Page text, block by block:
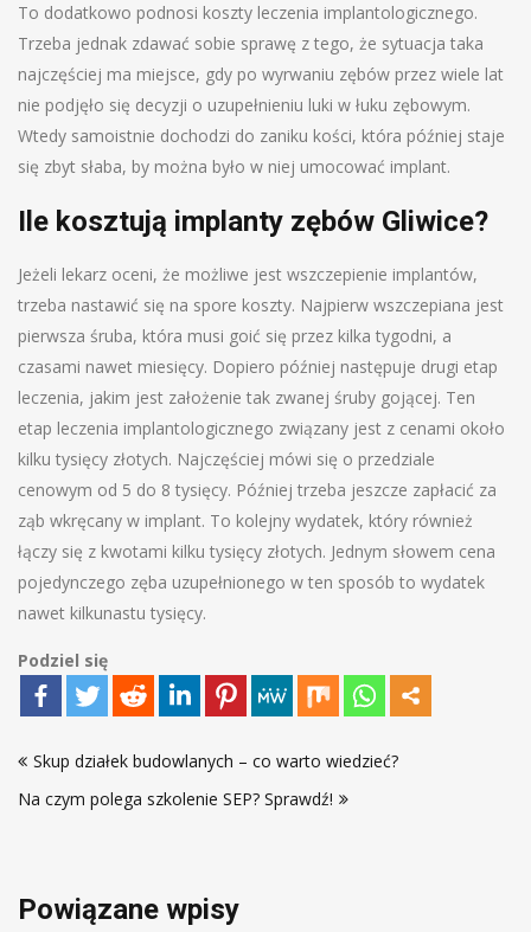
To dodatkowo podnosi koszty leczenia implantologicznego.
Trzeba jednak zdawać sobie sprawę z tego, że sytuacja taka
najczęściej ma miejsce, gdy po wyrwaniu zębów przez wiele lat
nie podjęło się decyzji o uzupełnieniu luki w łuku zębowym.
Wtedy samoistnie dochodzi do zaniku kości, która później staje
się zbyt słaba, by można było w niej umocować implant.
Ile kosztują implanty zębów Gliwice?
Jeżeli lekarz oceni, że możliwe jest wszczepienie implantów,
trzeba nastawić się na spore koszty. Najpierw wszczepiana jest
pierwsza śruba, która musi goić się przez kilka tygodni, a
czasami nawet miesięcy. Dopiero później następuje drugi etap
leczenia, jakim jest założenie tak zwanej śruby gojącej. Ten
etap leczenia implantologicznego związany jest z cenami około
kilku tysięcy złotych. Najczęściej mówi się o przedziale
cenowym od 5 do 8 tysięcy. Później trzeba jeszcze zapłacić za
ząb wkręcany w implant. To kolejny wydatek, który również
łączy się z kwotami kilku tysięcy złotych. Jednym słowem cena
pojedynczego zęba uzupełnionego w ten sposób to wydatek
nawet kilkunastu tysięcy.
Podziel się
wpisu
Skup działek budowlanych – co warto wiedzieć?
Na czym polega szkolenie SEP? Sprawdź!
Powiązane wpisy